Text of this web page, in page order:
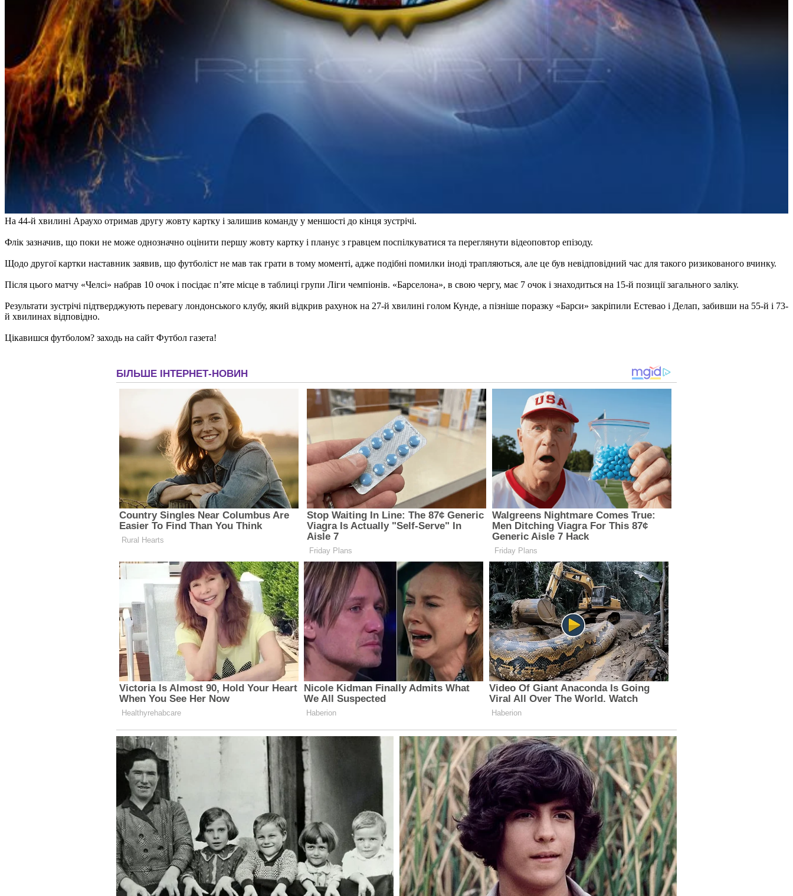
На 44-й хвилині Араухо отримав другу жовту картку і залишив команду у меншості до кінця зустрічі.
Флік зазначив, що поки не може однозначно оцінити першу жовту картку і планує з гравцем поспілкуватися та переглянути відеоповтор епізоду.
Щодо другої картки наставник заявив, що футболіст не мав так грати в тому моменті, адже подібні помилки іноді трапляються, але це був невідповідний час для такого ризикованого вчинку.
Після цього матчу «Челсі» набрав 10 очок і посідає п’яте місце в таблиці групи Ліги чемпіонів. «Барселона», в свою чергу, має 7 очок і знаходиться на 15-й позиції загального заліку.
Результати зустрічі підтверджують перевагу лондонського клубу, який відкрив рахунок на 27-й хвилині голом Кунде, а пізніше поразку «Барси» закріпили Естевао і Делап, забивши на 55-й і 73-
й хвилинах відповідно.
Цікавишся футболом? заходь на сайт Футбол газета!